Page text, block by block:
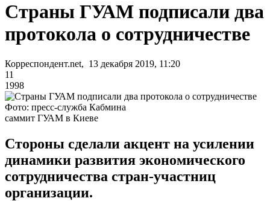
Страны ГУАМ подписали два
протокола о сотрудничестве
Корреспондент.net, 13 декабря 2019, 11:20
11
1998
Фото: пресс-служба Кабмина
саммит ГУАМ в Киеве
Стороны сделали акцент на усилении
динамики развития экономического
сотрудничества стран-участниц
организации.